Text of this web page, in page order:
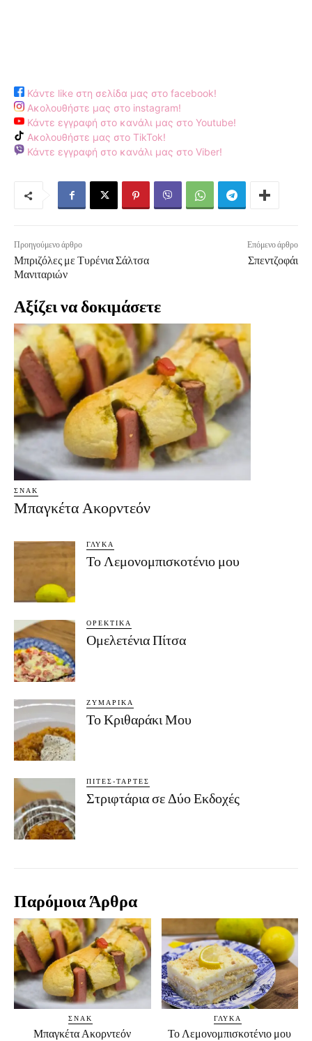
Κάντε like στη σελίδα μας στο facebook!
Ακολουθήστε μας στο instagram!
Κάντε εγγραφή στο κανάλι μας στο Youtube!
Ακολουθήστε μας στο TikTok!
Κάντε εγγραφή στο κανάλι μας στο Viber!
Προηγούμενο άρθρο
Μπριζόλες με Τυρένια Σάλτσα
Μανιταριών
Επόμενο άρθρο
Σπεντζοφάι
Αξίζει να δοκιμάσετε
ΣΝΑΚ
Μπαγκέτα Ακορντεόν
ΓΛΥΚΆ
Το Λεμονομπισκοτένιο μου
ΟΡΕΚΤΙΚΆ
Ομελετένια Πίτσα
ΖΥΜΑΡΙΚΆ
Το Κριθαράκι Μου
ΠΊΤΕΣ-ΤΆΡΤΕΣ
Στριφτάρια σε Δύο Εκδοχές
Παρόμοια Άρθρα
ΣΝΑΚ
Μπαγκέτα Ακορντεόν
ΓΛΥΚΆ
Το Λεμονομπισκοτένιο μου